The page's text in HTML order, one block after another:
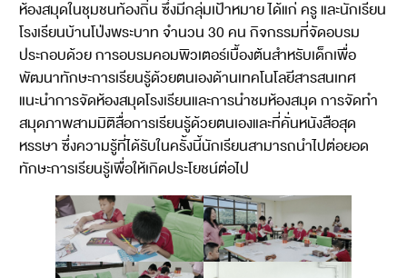
ห้องสมุดในชุมชนท้องถิ่น ซึ่งมีกลุ่มเป้าหมาย ได้แก่ ครู และนักเรียน
โรงเรียนบ้านโป่งพระบาท จำนวน 30 คน กิจกรรมที่จัดอบรม
ประกอบด้วย การอบรมคอมพิวเตอร์เบื้องต้นสำหรับเด็กเพื่อ
พัฒนาทักษะการเรียนรู้ด้วยตนเองด้านเทคโนโลยีสารสนเทศ
แนะนำการจัดห้องสมุดโรงเรียนและการนำชมห้องสมุด การจัดทำ
สมุดภาพสามมิติสื่อการเรียนรู้ด้วยตนเองและที่คั่นหนังสือสุด
หรรษา ซึ่งความรู้ที่ได้รับในครั้งนี้นักเรียนสามารถนำไปต่อยอด
ทักษะการเรียนรู้เพื่อให้เกิดประโยชน์ต่อไป